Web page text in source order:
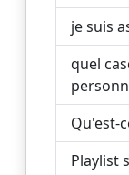
je suis
quel
Qu'est-
Playlist